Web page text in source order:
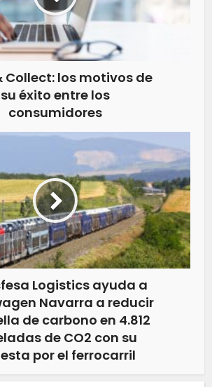
Collect: los motivos de
su éxito entre los
consumidores
Logistics ayuda a
Navarra a reducir
de carbono en 4.812
de CO2 con su
por el ferrocarril